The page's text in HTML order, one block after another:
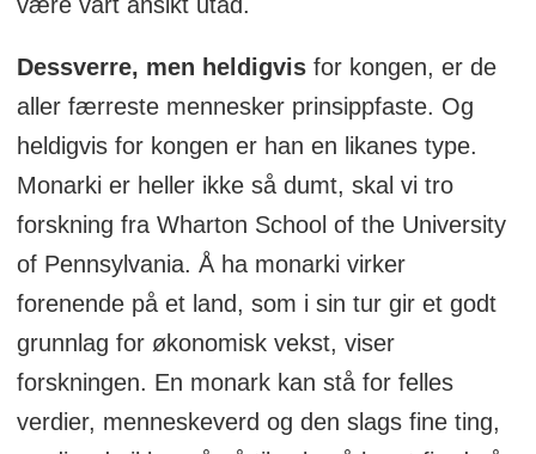
Dessverre, men heldigvisfor kongen, er de
aller færreste mennesker prinsippfaste. Og
heldigvis for kongen er han en likanes type.
Monarki er heller ikke så dumt, skal vi tro
forskning fra Wharton School of the University
of Pennsylvania. Å ha monarki virker
forenende på et land, som i sin tur gir et godt
grunnlag for økonomisk vekst, viser
forskningen. En monark kan stå for felles
verdier, menneskeverd og den slags fine ting,